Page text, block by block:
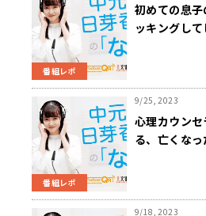
番組レポ
初めての息
ッキングし
番組レポ
9/25, 2023
心理カウン
る、亡くな
9/18, 2023